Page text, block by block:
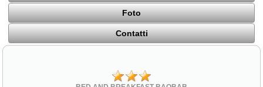
Foto
Contatti